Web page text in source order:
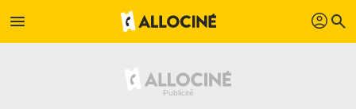
menu profil search